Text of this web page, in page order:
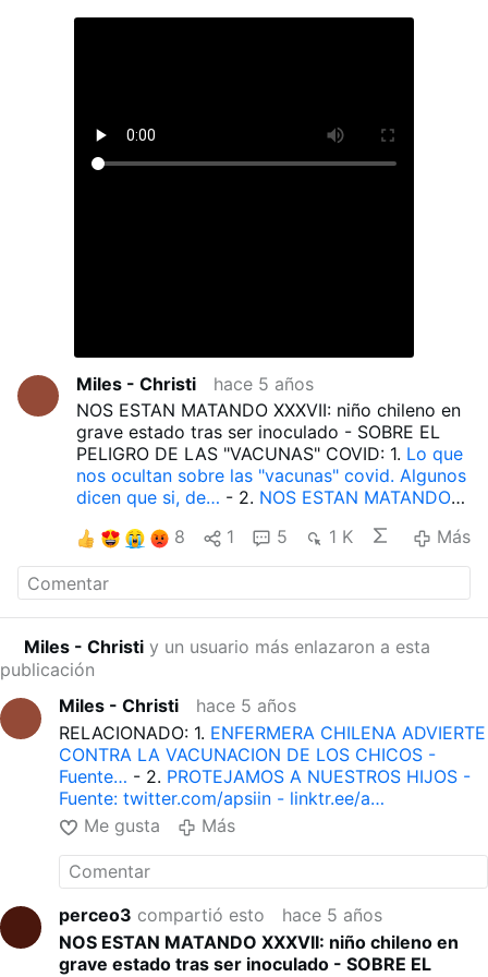
Miles - Christi
hace 5 años
NOS ESTAN MATANDO XXXVII: niño chileno en
grave estado tras ser inoculado - SOBRE EL
PELIGRO DE LAS "VACUNAS" COVID: 1. Lo que
nos ocultan sobre las "vacunas" covid. Algunos
dicen que si, de… - 2. NOS ESTAN MATANDO
por l…- 3.INFORME DE MÉDICOS BRITÁNICOS
PIDE EL CESE COMPLETO DE LAS VACUNAS
COVID.
que está causando la vacuna y lo que causará
el peligro mortal de las vacunas covid.…- 6.
Vacuna covid: el genocidio silencioso - El Dr.
José Luis Sevillano nos…
de los fallecidos en 2021 estaban vacunados. A
ver cu…- 8.Las vacunas covid coagulan la
sangre, producen trombos y son potencial…
9.Sobre los efectos secundarios de las
vacunas covid.- 10.Vacuna Covid: Declaración
de Guerra a la Humanidad.
adversos de la …
enumera los terribles efectos secundarios de la
"vacuna".- 13.Bill Gates es un Genocida y un
Criminal contra la Humanidad - Sobre Bi…- 14.
"Argentina Vacunada: Consentimiento
8 1 5 1 K Más
Miles - Christi y un usuario más enlazaron a esta
publicación
Miles - Christi
hace 5 años
RELACIONADO: 1. ENFERMERA CHILENA ADVIERTE
CONTRA LA VACUNACION DE LOS CHICOS -
Fuente… - 2. PROTEJAMOS A NUESTROS HIJOS -
Fuente: twitter.com/apsiin - linktr.ee/a…
Me gusta
Más
perceo3 compartió esto
hace 5 años
NOS ESTAN MATANDO XXXVII: niño chileno en
grave estado tras ser inoculado - SOBRE EL